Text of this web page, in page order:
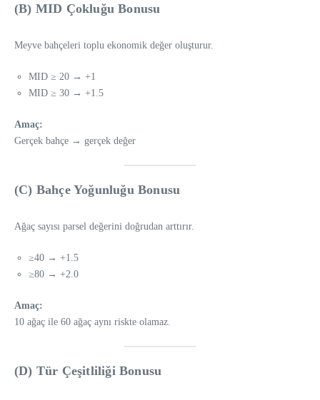
(B) MID Çokluğu Bonusu
Meyve bahçeleri toplu ekonomik değer oluşturur.
MID ≥ 20 → +1
MID ≥ 30 → +1.5
Amaç:
Gerçek bahçe → gerçek değer
(C) Bahçe Yoğunluğu Bonusu
Ağaç sayısı parsel değerini doğrudan arttırır.
≥40 → +1.5
≥80 → +2.0
Amaç:
10 ağaç ile 60 ağaç aynı riskte olamaz.
(D) Tür Çeşitliliği Bonusu